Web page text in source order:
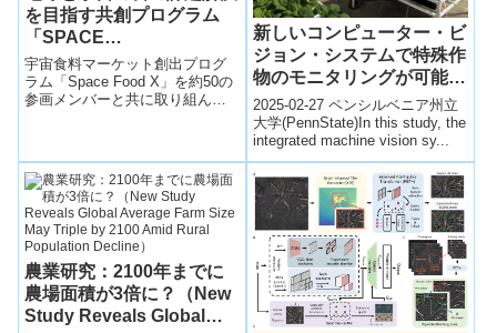
を目指す共創プログラム
「SPACE
FOODSPHERE」…
宇宙食料マーケット創出プログ
ラム「Space Food X」を約50の
参画メンバーと共に取り組んで
ドスフィア）」プログラムへと
進化する。
新しいコンピューター・ビ
ジョン・システムで特殊作
物のモニタリングが可能に
(New computer vision
system can guide
specialty crops
monitoring)
2025-02-27 ペンシルベニア州立
大学(PennState)In this study, the
integrated machine vision sy...
農業研究：2100年までに
農場面積が3倍に？（New
Study Reveals Global